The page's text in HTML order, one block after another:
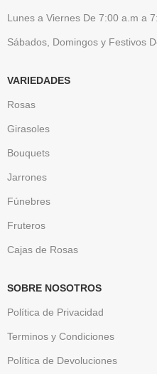
Lunes a Viernes De 7:00 a.m a
Sábados, Domingos y Festivos
VARIEDADES
Rosas
Girasoles
Bouquets
Jarrones
Fúnebres
Fruteros
Cajas de Rosas
SOBRE NOSOTROS
Política de Privacidad
Terminos y Condiciones
Política de Devoluciones